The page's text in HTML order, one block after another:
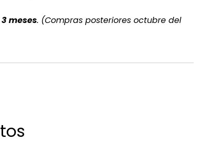
3 meses. (Compras posteriores octubre del